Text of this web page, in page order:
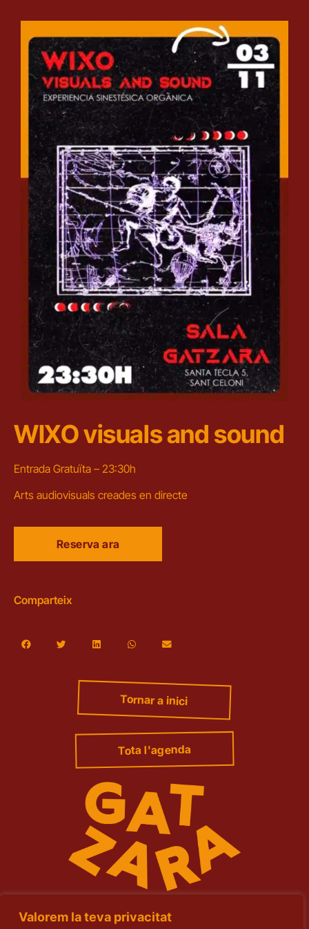
Valorem la teva privacitat
WIXO visuals and sound
Entrada Gratuïta – 23:30h
Arts audiovisuals creades en directe
Reserva ara
Comparteix
Tornar a inici
Tota l'agenda